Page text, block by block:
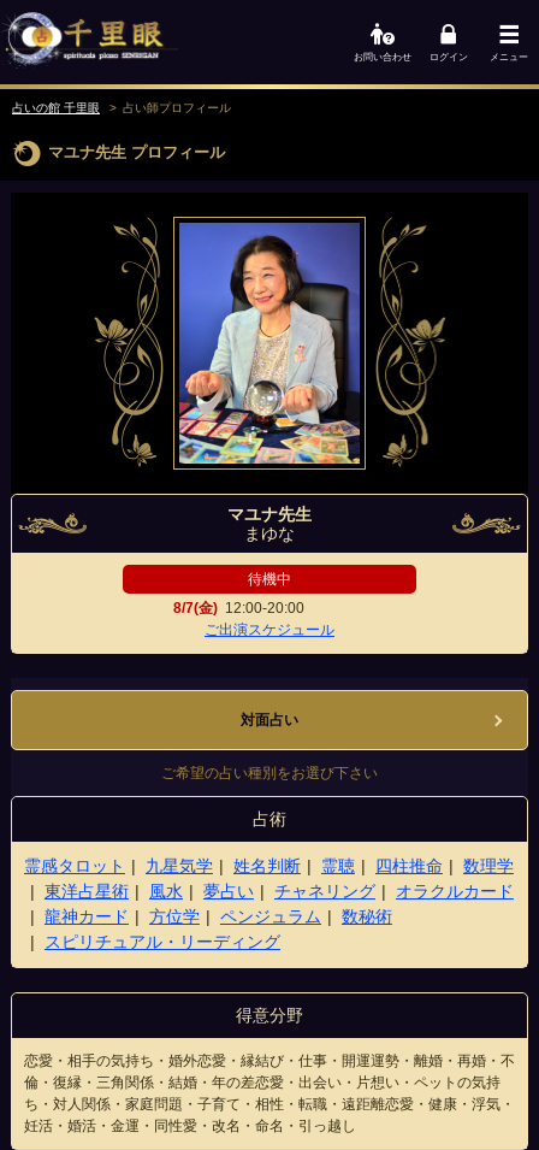
お問い合わせ ログイン メニュー
占いの館 千里眼 占い師プロフィール
マユナ先生 プロフィール
マユナ先生
まゆな
待機中
8/7(金) 12:00-20:00
ご出演スケジュール
対面占い
ご希望の占い種別をお選び下さい
占術
霊感タロット 九星気学 姓名判断 霊聴 四柱推命
数理学
東洋占星術
風水 夢占い チャネリング
オラクルカード
龍神カード
方位学 ペンジュラム
数秘術
スピリチュアル・リーディング
得意分野
恋愛・相手の気持ち・婚外恋愛・縁結び・仕事・開運運勢・離婚・再婚・不
倫・復縁・三角関係・結婚・年の差恋愛・出会い・片想い・ペットの気持
ち・対人関係・家庭問題・子育て・相性・転職・遠距離恋愛・健康・浮気・
妊活・婚活・金運・同性愛・改名・命名・引っ越し